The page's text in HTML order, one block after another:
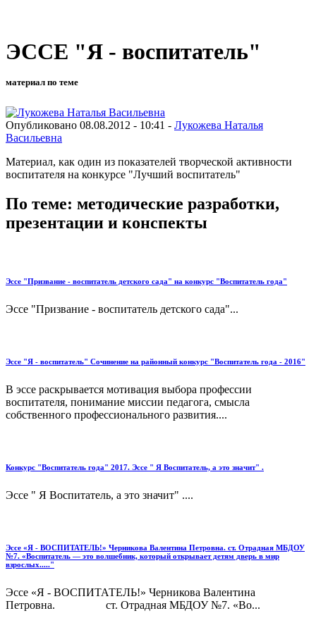
ЭССЕ "Я - воспитатель"
материал по теме
Опубликовано 08.08.2012 - 10:41 - Лукожева Наталья
Васильевна
Материал, как один из показателей творческой активности
воспитателя на конкурсе "Лучший воспитатель"
По теме: методические разработки,
презентации и конспекты
Эссе "Призвание - воспитатель детского сада" на конкурс "Воспитатель года"
Эссе "Призвание - воспитатель детского сада"...
Эссе "Я - воспитатель" Сочинение на районный конкурс "Воспитатель года - 2016"
В эссе раскрывается мотивация выбора профессии
воспитателя, понимание миссии педагога, смысла
собственного профессионального развития....
Конкурс "Воспитатель года" 2017. Эссе " Я Воспитатель, а это значит" .
Эссе " Я Воспитатель, а это значит" ....
Эссе «Я - ВОСПИТАТЕЛЬ!» Черникова Валентина Петровна. ст. Отрадная МБДОУ
№7. «Воспитатель — это волшебник, который открывает детям дверь в мир
взрослых....."
Эссе «Я - ВОСПИТАТЕЛЬ!» Черникова Валентина
Петровна. ст. Отрадная МБДОУ №7. «Во...